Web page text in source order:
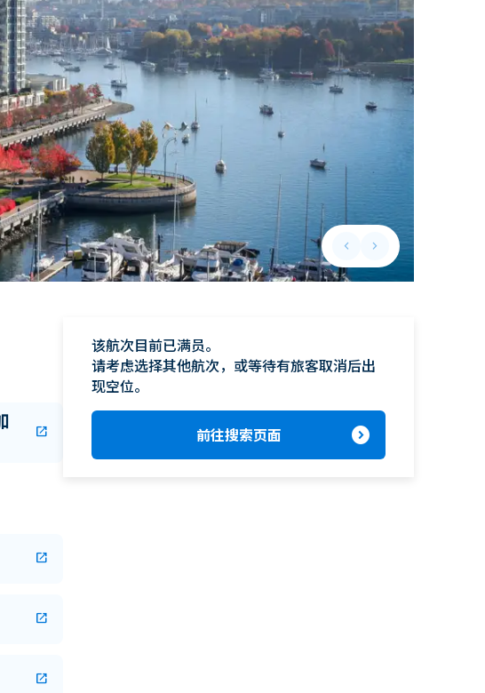
keyboard_arrow_leftPrevious slide
keyboard_arrow_rightNext slide
open_in_new
open_in_new
open_in_new
open_in_new
该航次目前已满员。
请考虑选择其他航次，或等待有旅客取消后出
现空位。
前往搜索页面 expand_circle_right